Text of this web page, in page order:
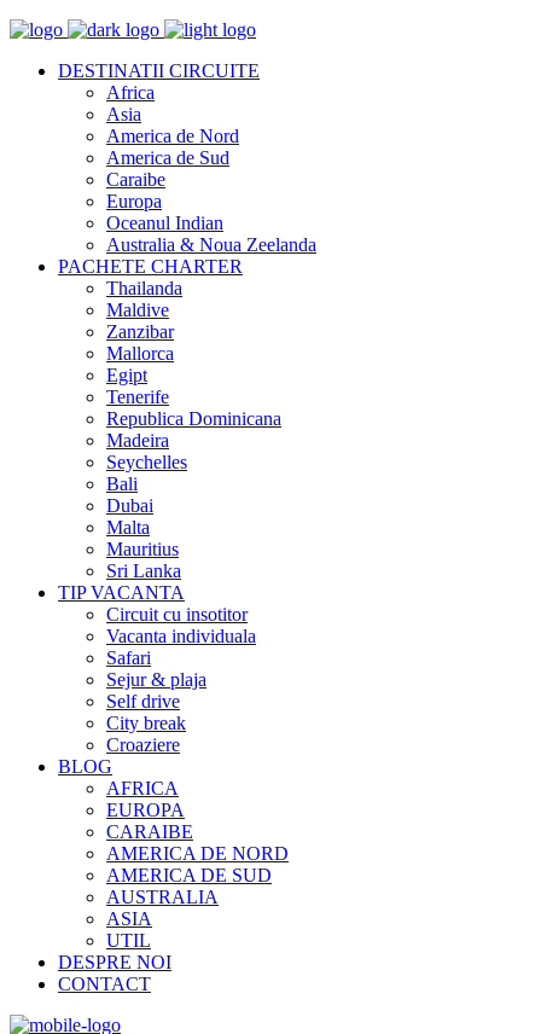
DESTINATII CIRCUITE
Africa
Asia
America de Nord
America de Sud
Caraibe
Europa
Oceanul Indian
Australia & Noua Zeelanda
PACHETE CHARTER
Thailanda
Maldive
Zanzibar
Mallorca
Egipt
Tenerife
Republica Dominicana
Madeira
Seychelles
Bali
Dubai
Malta
Mauritius
Sri Lanka
TIP VACANTA
Circuit cu insotitor
Vacanta individuala
Safari
Sejur & plaja
Self drive
City break
Croaziere
BLOG
AFRICA
EUROPA
CARAIBE
AMERICA DE NORD
AMERICA DE SUD
AUSTRALIA
ASIA
UTIL
DESPRE NOI
CONTACT